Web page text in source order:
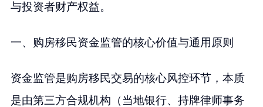
与投资者财产权益。
一、购房移民资金监管的核心价值与通用原则
资金监管是购房移民交易的核心风控环节，本质
是由第三方合规机构（当地银行、持牌律师事务